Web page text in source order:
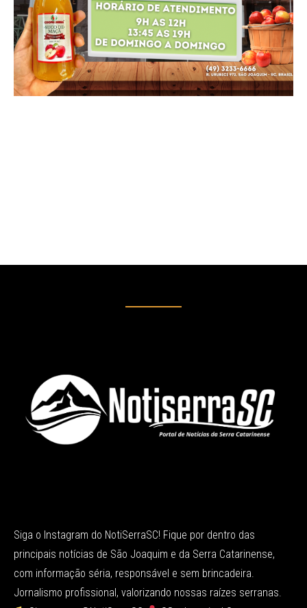
Siga o Instagram do NotiSerraSC! Fique por dentro das
principais notícias de São Joaquim e da Serra Catarinense,
com informação séria, responsável e sem brincadeira.
Jornalismo profissional, valorizando nossas raízes serranas.